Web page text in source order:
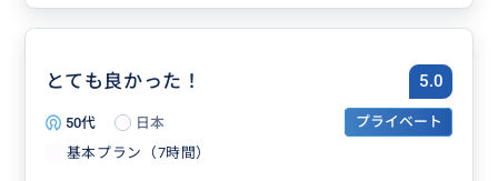
とても良かった！ 5.0
50代 日本
プライベート
基本プラン（7時間）